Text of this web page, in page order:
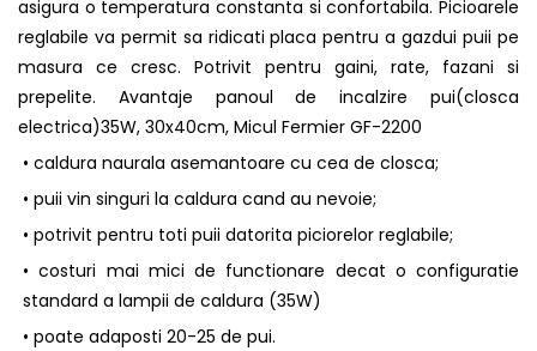
asigura o temperatura constanta si confortabila. Picioarele
reglabile va permit sa ridicati placa pentru a gazdui puii pe
masura ce cresc. Potrivit pentru gaini, rate, fazani si
prepelite. Avantaje panoul de incalzire pui(closca
electrica)35W, 30x40cm, Micul Fermier GF-2200
• caldura naurala asemantoare cu cea de closca;
• puii vin singuri la caldura cand au nevoie;
• potrivit pentru toti puii datorita piciorelor reglabile;
• costuri mai mici de functionare decat o configuratie
standard a lampii de caldura (35W)
• poate adaposti 20-25 de pui.